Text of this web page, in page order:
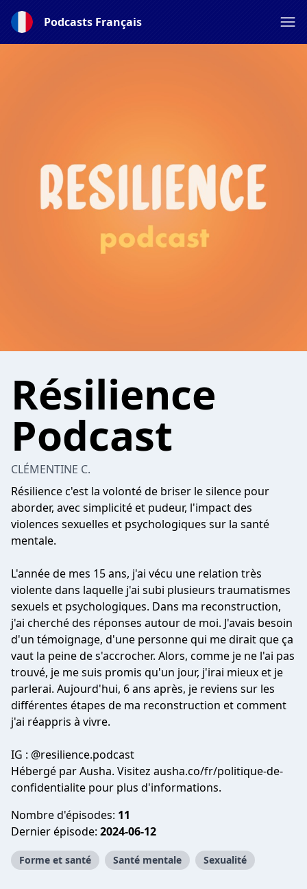
Podcasts Français
Résilience
Podcast
CLÉMENTINE C.
Résilience c'est la volonté de briser le silence pour
aborder, avec simplicité et pudeur, l'impact des
violences sexuelles et psychologiques sur la santé
mentale.
L'année de mes 15 ans, j'ai vécu une relation très
violente dans laquelle j'ai subi plusieurs traumatismes
sexuels et psychologiques. Dans ma reconstruction,
j'ai cherché des réponses autour de moi. J'avais besoin
d'un témoignage, d'une personne qui me dirait que ça
vaut la peine de s'accrocher. Alors, comme je ne l'ai pas
trouvé, je me suis promis qu'un jour, j'irai mieux et je
parlerai. Aujourd'hui, 6 ans après, je reviens sur les
différentes étapes de ma reconstruction et comment
j'ai réappris à vivre.
IG : @resilience.podcast
Hébergé par Ausha. Visitez ausha.co/fr/politique-de-
confidentialite pour plus d'informations.
Nombre d'épisodes: 11
Dernier épisode: 2024-06-12
Forme et santé Santé mentale Sexualité